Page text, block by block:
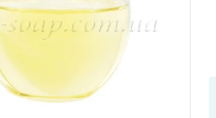
ингредиенты
компоненты